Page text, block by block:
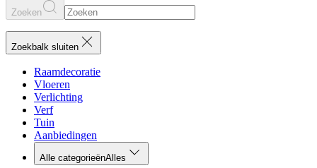
Zoeken
Zoekbalk sluiten
Raamdecoratie
Vloeren
Verlichting
Verf
Tuin
Aanbiedingen
Alle categorieënAlles